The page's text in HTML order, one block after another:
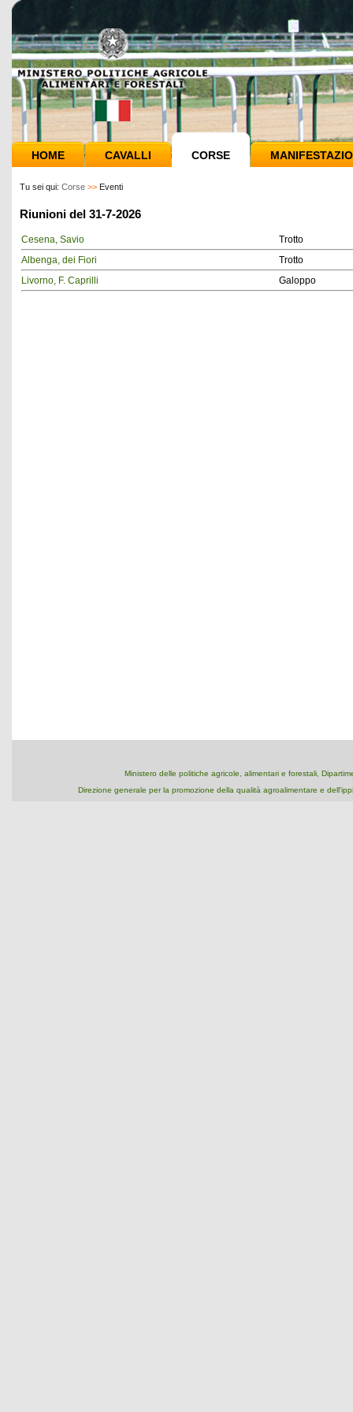
HOME CAVALLI CORSE
Tu sei qui: Corse >> Eventi
Riunioni del 31-7-2026
Cesena, Savio
Trotto
Albenga, dei Fiori
Trotto
Livorno, F. Caprilli
Galoppo
Ministero delle politiche agricole, alimentari e forestali,
Direzione generale per la promozione della qualità agroalimentare e